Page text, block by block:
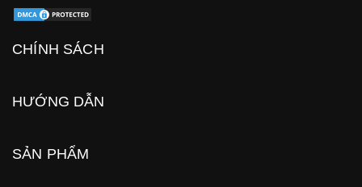
CHÍNH SÁCH
HƯỚNG DẪN
SẢN PHẨM